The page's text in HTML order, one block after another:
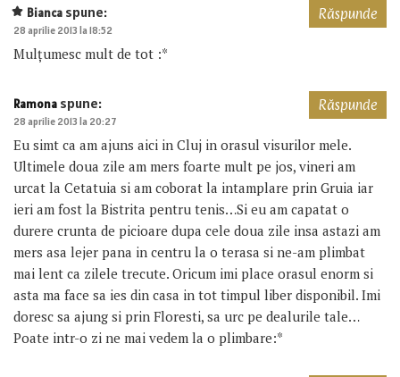
Bianca spune:
28 aprilie 2013 la 18:52
Mulțumesc mult de tot :*
Răspunde
Ramona spune:
28 aprilie 2013 la 20:27
Eu simt ca am ajuns aici in Cluj in orasul visurilor mele.
Ultimele doua zile am mers foarte mult pe jos, vineri am
urcat la Cetatuia si am coborat la intamplare prin Gruia iar
ieri am fost la Bistrita pentru tenis…Si eu am capatat o
durere crunta de picioare dupa cele doua zile insa astazi am
mers asa lejer pana in centru la o terasa si ne-am plimbat
mai lent ca zilele trecute. Oricum imi place orasul enorm si
asta ma face sa ies din casa in tot timpul liber disponibil. Imi
doresc sa ajung si prin Floresti, sa urc pe dealurile tale…
Poate intr-o zi ne mai vedem la o plimbare:*
Răspunde